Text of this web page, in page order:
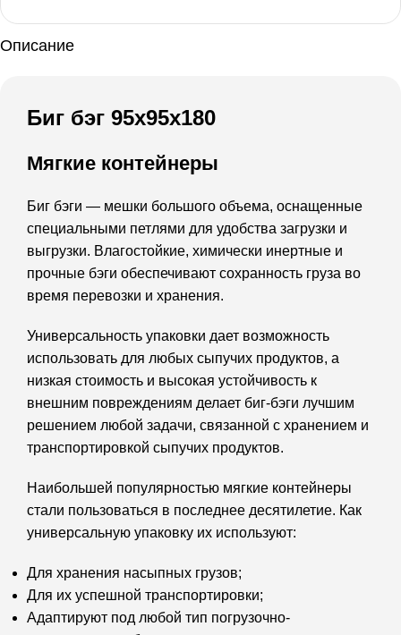
Описание
Биг бэг 95х95х180
Мягкие контейнеры
Биг бэги — мешки большого объема, оснащенные
специальными петлями для удобства загрузки и
выгрузки. Влагостойкие, химически инертные и
прочные бэги обеспечивают сохранность груза во
время перевозки и хранения.
Универсальность упаковки дает возможность
использовать для любых сыпучих продуктов, а
низкая стоимость и высокая устойчивость к
внешним повреждениям делает биг-бэги лучшим
решением любой задачи, связанной с хранением и
транспортировкой сыпучих продуктов.
Наибольшей популярностью мягкие контейнеры
стали пользоваться в последнее десятилетие. Как
универсальную упаковку их используют:
Для хранения насыпных грузов;
Для их успешной транспортировки;
Адаптируют под любой тип погрузочно-